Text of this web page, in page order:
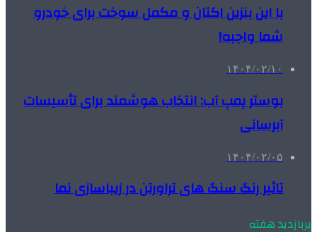
با این بنزین اکتان و مکمل سوخت برای خودرو
شما واجبه!
۱۴۰۴/۰۲/۱۰
بوستر پمپ آب: انتخاب هوشمند برای تأسیسات
آبرسانی
۱۴۰۴/۰۲/۰۵
تاثیر رنگ سنگ های تراورتن در زیباسازی نما
پربازدید هفته